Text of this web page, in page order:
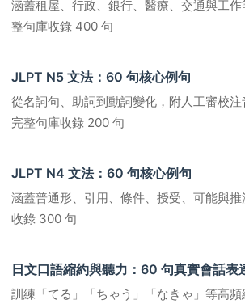
涵蓋租屋、行政、銀行、醫療、交通與工
整句庫收錄 400 句
JLPT N5 文法：60 句核心例句
從名詞句、助詞到動詞變化，附人工審校注
完整句庫收錄 200 句
JLPT N4 文法：60 句核心例句
涵蓋普通形、引用、條件、授受、可能與
收錄 300 句
日文口語縮約與聽力：60 句真實會話表
訓練「てる」「ちゃう」「なきゃ」等高